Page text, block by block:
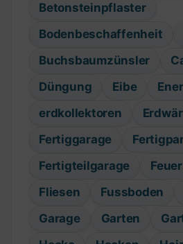
Betonsteinpflaster
Bodenbeschaffenheit
Buchsbaumzünsler
Düngung
Eibe
erdkollektoren
Fertiggarage
Fertigteilgarage
Fliesen
Fussboden
Garage
Garten